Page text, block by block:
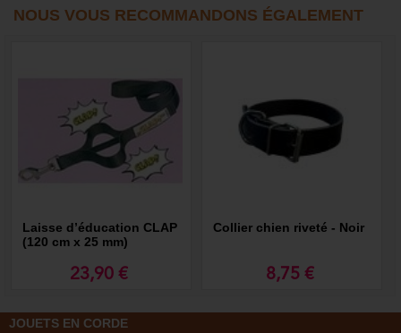
NOUS VOUS RECOMMANDONS ÉGALEMENT
Laisse d’éducation CLAP
(120 cm x 25 mm)
23,90 €
Collier chien riveté - Noir
8,75 €
JOUETS EN CORDE